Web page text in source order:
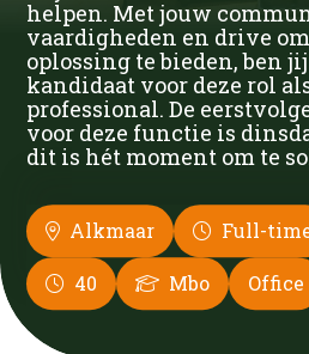
ZZP
Recruitment
Bouw UTA
Infra
Groen
Techniek
Logistiek
Bouw UTA
Bouw
Infra
Groen
Over DUS
Nieuws
Ons team
Werken bij DUS
Interne
Silvercity Run
Contact
Contact
Open
helpen. Met jouw
vaardigheden en drive
oplossing te bieden, ben
kandidaat voor deze rol
professional. De
voor deze functie is
dit is hét moment om te
Alkmaar Full-
40 Mbo Office